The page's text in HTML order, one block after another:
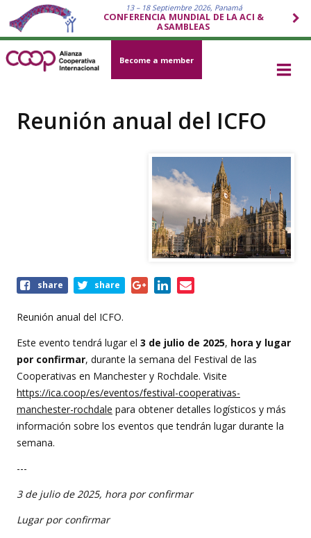
13 – 18 Septiembre 2026, Panamá
CONFERENCIA MUNDIAL DE LA ACI &
ASAMBLEAS
Become a member
Reunión anual del ICFO
Share
event
share share
Reunión anual del ICFO.
Este evento tendrá lugar el 3 de julio de 2025, hora y lugar
por confirmar, durante la semana del Festival de las
Cooperativas en Manchester y Rochdale. Visite
https://ica.coop/es/eventos/festival-cooperativas-
manchester-rochdale para obtener detalles logísticos y más
información sobre los eventos que tendrán lugar durante la
semana.
---
3 de julio de 2025, hora por confirmar
Lugar por confirmar